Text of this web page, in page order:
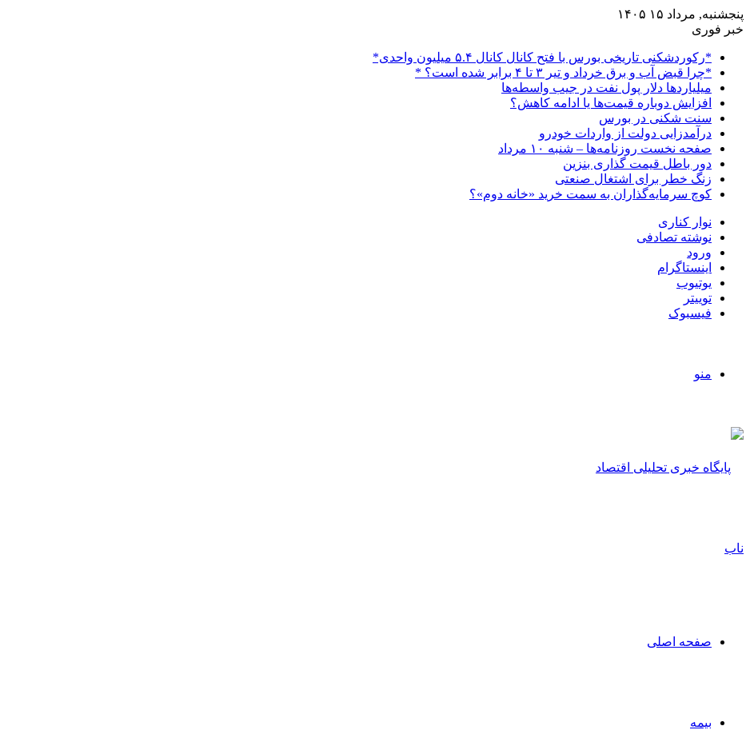
پنجشنبه, مرداد ۱۵ ۱۴۰۵
خبر فوری
*رکوردشکنی تاریخی بورس با فتح کانال کانال ۵.۴ میلیون واحدی*
*چرا قبض آب و برق خرداد و تیر ۳ تا ۴ برابر شده است؟ *
میلیاردها دلار پول نفت در جیب واسطه‌ها
افزایش دوباره قیمت‌ها یا ادامه کاهش؟
سنت شکنی در بورس
درآمدزایی دولت از واردات خودرو
صفحه نخست روزنامه‌ها – شنبه ۱۰ مرداد
دور باطل قیمت گذاری بنزین
زنگ خطر برای اشتغال صنعتی
کوچ سرمایه‌گذاران به سمت خرید «خانه دوم»؟
نوار کناری
نوشته تصادفی
ورود
اینستاگرام
یوتیوب
توییتر
فیسبوک
منو
صفحه اصلی
بیمه